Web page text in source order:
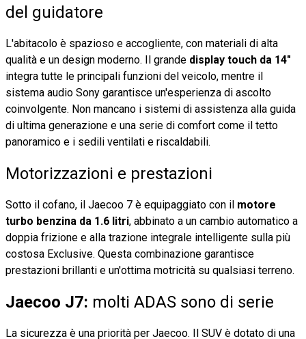
del guidatore
L'abitacolo è spazioso e accogliente, con materiali di alta
qualità e un design moderno. Il grande display touch da 14"
integra tutte le principali funzioni del veicolo, mentre il
sistema audio Sony garantisce un'esperienza di ascolto
coinvolgente. Non mancano i sistemi di assistenza alla guida
di ultima generazione e una serie di comfort come il tetto
panoramico e i sedili ventilati e riscaldabili.
Motorizzazioni e prestazioni
Sotto il cofano, il Jaecoo 7 è equipaggiato con il motore
turbo benzina da 1.6 litri, abbinato a un cambio automatico a
doppia frizione e alla trazione integrale intelligente sulla più
costosa Exclusive. Questa combinazione garantisce
prestazioni brillanti e un'ottima motricità su qualsiasi terreno.
Jaecoo J7: molti ADAS sono di serie
La sicurezza è una priorità per Jaecoo. Il SUV è dotato di una